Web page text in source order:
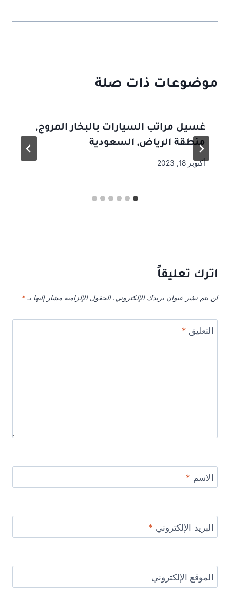
موضوعات ذات صلة
غسيل مراتب السيارات بالبخار المروج,
منطقة الرياض, السعودية
أكتوبر 18, 2023
اترك تعليقاً
لن يتم نشر عنوان بريدك الإلكتروني. الحقول الإلزامية مشار إليها بـ *
التعليق *
الاسم *
البريد الإلكتروني *
الموقع الإلكتروني